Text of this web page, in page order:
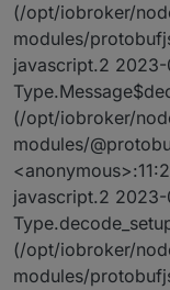
(/opt/iobroker/
modules/
javascript.2
(/opt/iobroker/
modules/
javascript.2
(/opt/iobroker/
modules/